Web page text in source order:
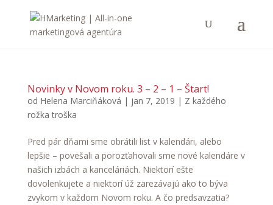
Novinky v Novom roku. 3 – 2 – 1 – Štart!
od Helena Marciňáková | jan 7, 2019 | Z každého
rožka troška
Pred pár dňami sme obrátili list v kalendári, alebo
lepšie – povešali a porozťahovali sme nové kalendáre v
našich izbách a kanceláriách. Niektorí ešte
dovolenkujete a niektorí úž zarezávajú ako to býva
zvykom v každom Novom roku. A čo predsavzatia?